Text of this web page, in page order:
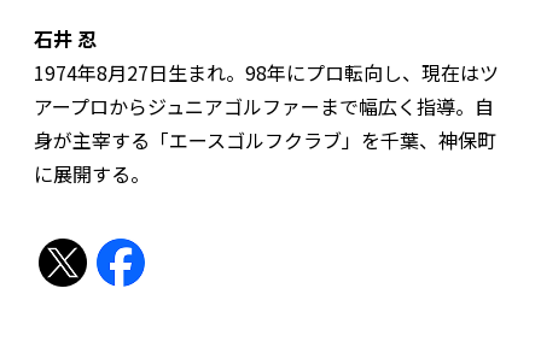
石井 忍
1974年8月27日生まれ。98年にプロ転向し、現在はツ
アープロからジュニアゴルファーまで幅広く指導。自
身が主宰する「エースゴルフクラブ」を千葉、神保町
に展開する。